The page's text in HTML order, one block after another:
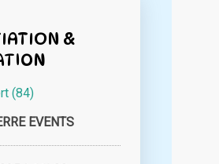
&
(84)
EVENTS